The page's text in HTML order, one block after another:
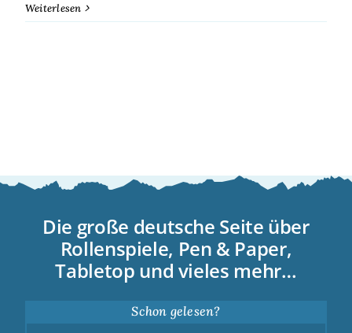
Weiterlesen
Die große deutsche Seite über
Rollenspiele, Pen & Paper,
Tabletop und vieles mehr…
Schon gelesen?